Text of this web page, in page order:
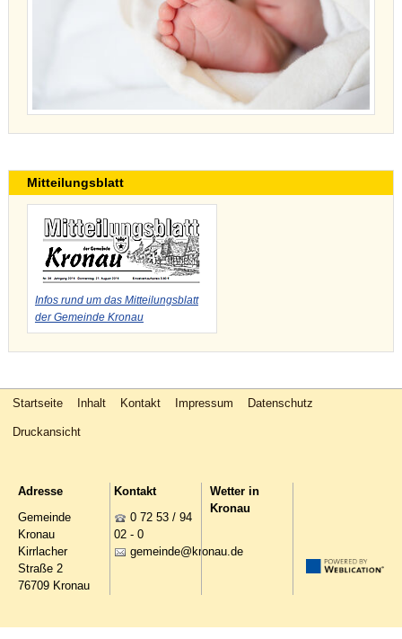
Mitteilungsblatt
Infos rund um das Mitteilungsblatt
der Gemeinde Kronau
Startseite Inhalt Kontakt Impressum Datenschutz
Druckansicht
Adresse
Gemeinde
Kronau
Kirrlacher
Straße 2
76709 Kronau
Kontakt
0 72 53 / 94
02 - 0
g m nd kr n d
Wetter in
Kronau